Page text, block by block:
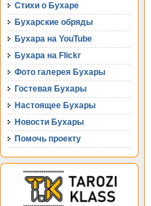
Стихи о Бухаре
Бухарские обряды
Бухара на YouTube
Бухара на Flickr
Фото галерея Бухары
Гостевая Бухары
Настоящее Бухары
Новости Бухары
Помочь проекту